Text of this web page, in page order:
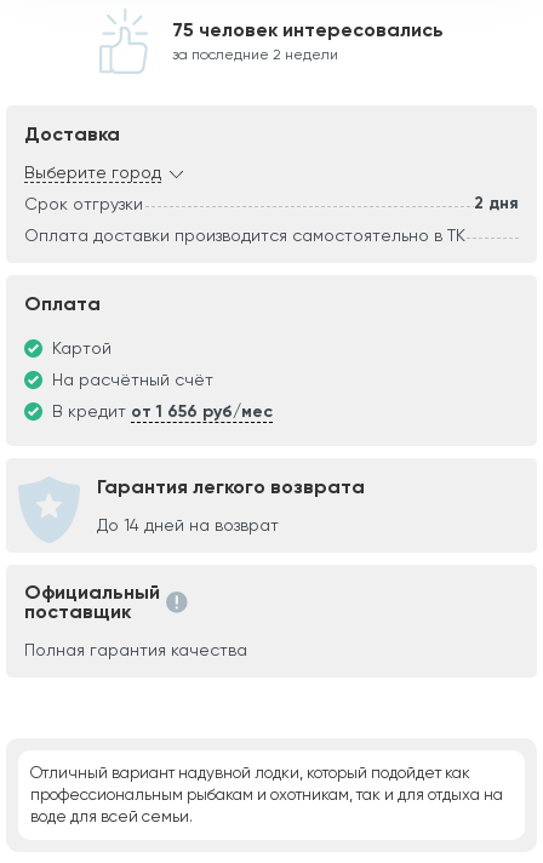
75 человек интересовались
за последние 2 недели
Доставка
Выберите город
Срок отгрузки
2 дня
Оплата доставки производится самостоятельно в ТК
Оплата
Картой
На расчётный счёт
В кредит от 1 656 руб/мес
Гарантия легкого возврата
До 14 дней на возврат
Официальный
поставщик
Полная гарантия качества
Отличный вариант надувной лодки, который подойдет как
профессиональным рыбакам и охотникам, так и для отдыха на
воде для всей семьи.